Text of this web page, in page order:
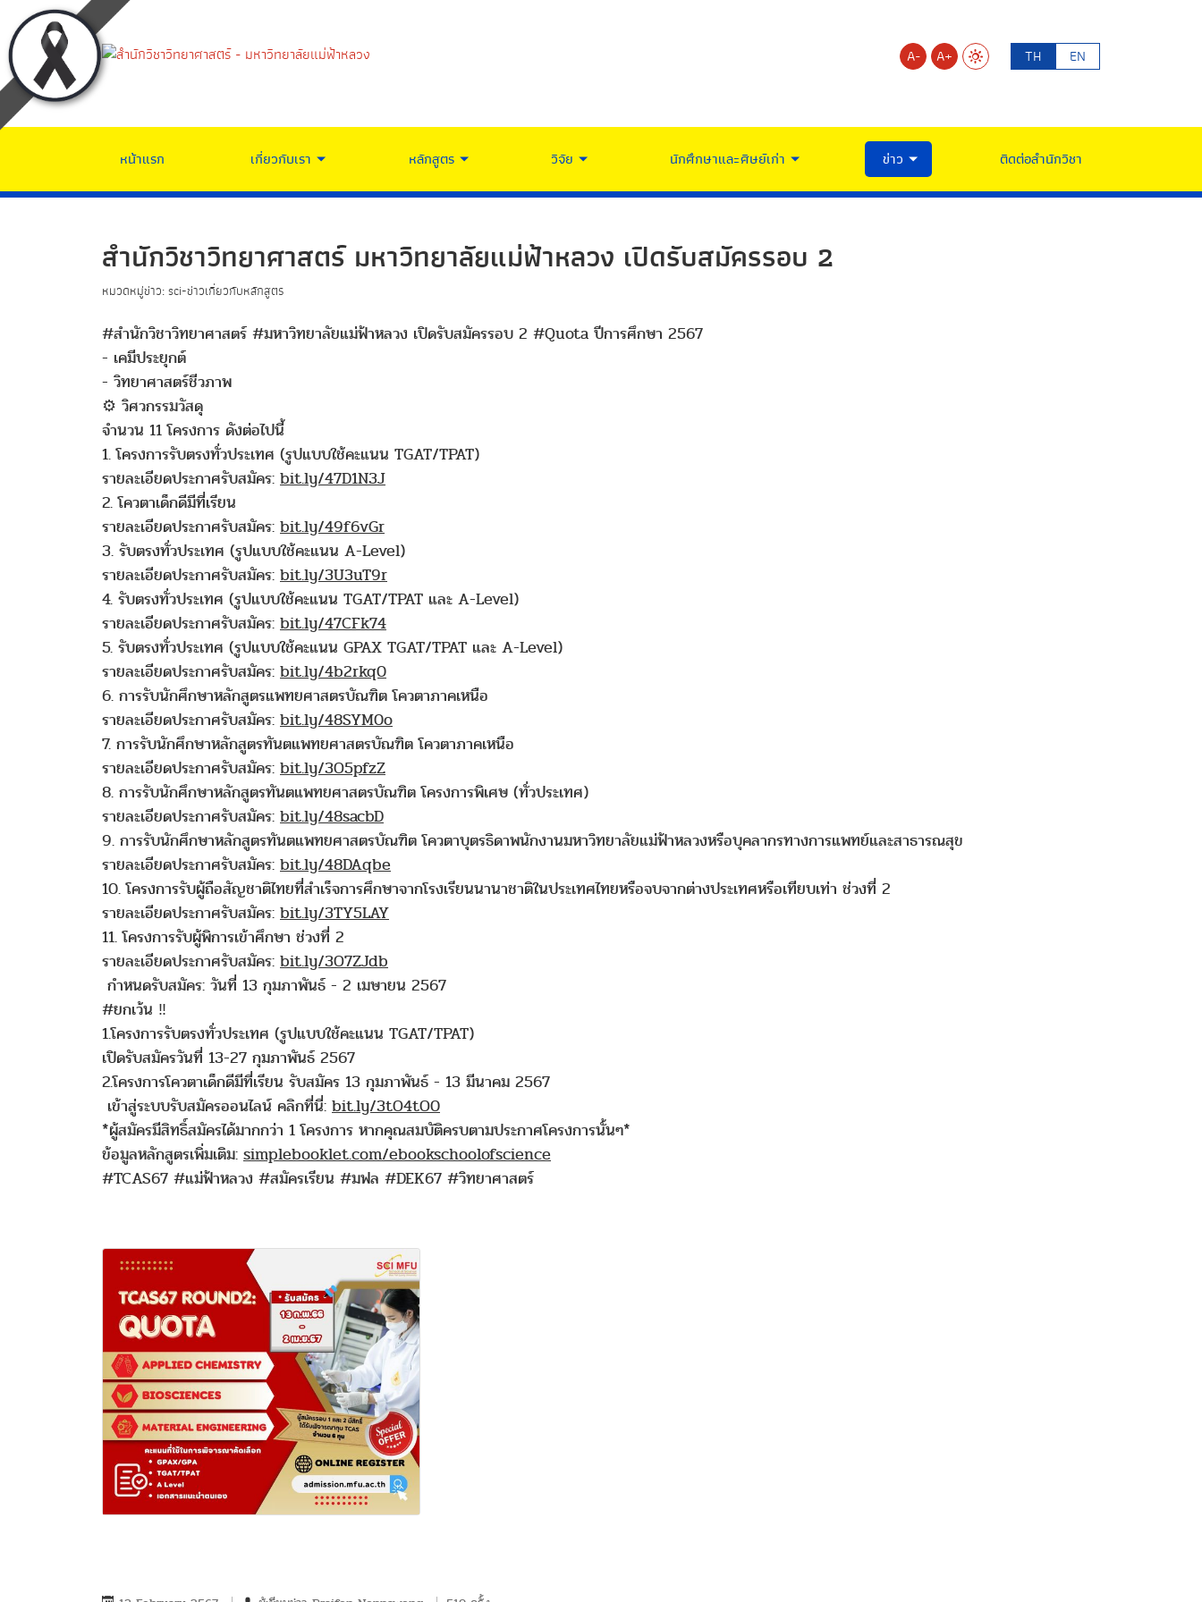
A- A+ TH EN
หน้าแรก เกี่ยวกับเรา หลักสูตร วิจัย นักศึกษาและศิษย์เก่า ข่าว ติดต่อสำนักวิชา
สำนักวิชาวิทยาศาสตร์ มหาวิทยาลัยแม่ฟ้าหลวง เปิดรับสมัครรอบ 2
หมวดหมู่ข่าว: sci-ข่าวเกี่ยวกับหลักสูตร
#สำนักวิชาวิทยาศาสตร์ #มหาวิทยาลัยแม่ฟ้าหลวง เปิดรับสมัครรอบ 2 #Quota ปีการศึกษา 2567
- เคมีประยุกต์
- วิทยาศาสตร์ชีวภาพ
⚙ วิศวกรรมวัสดุ
จำนวน 11 โครงการ ดังต่อไปนี้
1. โครงการรับตรงทั่วประเทศ (รูปแบบใช้คะแนน TGAT/TPAT)
รายละเอียดประกาศรับสมัคร: bit.ly/47D1N3J
2. โควตาเด็กดีมีที่เรียน
รายละเอียดประกาศรับสมัคร: bit.ly/49f6vGr
3. รับตรงทั่วประเทศ (รูปแบบใช้คะแนน A-Level)
รายละเอียดประกาศรับสมัคร: bit.ly/3U3uT9r
4. รับตรงทั่วประเทศ (รูปแบบใช้คะแนน TGAT/TPAT และ A-Level)
รายละเอียดประกาศรับสมัคร: bit.ly/47CFk74
5. รับตรงทั่วประเทศ (รูปแบบใช้คะแนน GPAX TGAT/TPAT และ A-Level)
รายละเอียดประกาศรับสมัคร: bit.ly/4b2rkq0
6. การรับนักศึกษาหลักสูตรแพทยศาสตรบัณฑิต โควตาภาคเหนือ
รายละเอียดประกาศรับสมัคร: bit.ly/48SYM0o
7. การรับนักศึกษาหลักสูตรทันตแพทยศาสตรบัณฑิต โควตาภาคเหนือ
รายละเอียดประกาศรับสมัคร: bit.ly/3O5pfzZ
8. การรับนักศึกษาหลักสูตรทันตแพทยศาสตรบัณฑิต โครงการพิเศษ (ทั่วประเทศ)
รายละเอียดประกาศรับสมัคร: bit.ly/48sacbD
9. การรับนักศึกษาหลักสูตรทันตแพทยศาสตรบัณฑิต โควตาบุตรธิดาพนักงานมหาวิทยาลัยแม่ฟ้าหลวงหรือบุคลากรทางการแพทย์และสาธารณสุข
รายละเอียดประกาศรับสมัคร: bit.ly/48DAqbe
10. โครงการรับผู้ถือสัญชาติไทยที่สำเร็จการศึกษาจากโรงเรียนนานาชาติในประเทศไทยหรือจบจากต่างประเทศหรือเทียบเท่า ช่วงที่ 2
รายละเอียดประกาศรับสมัคร: bit.ly/3TY5LAY
11. โครงการรับผู้พิการเข้าศึกษา ช่วงที่ 2
รายละเอียดประกาศรับสมัคร: bit.ly/3O7ZJdb
กำหนดรับสมัคร: วันที่ 13 กุมภาพันธ์ - 2 เมษายน 2567
#ยกเว้น ‼️
1.โครงการรับตรงทั่วประเทศ (รูปแบบใช้คะแนน TGAT/TPAT)
เปิดรับสมัครวันที่ 13-27 กุมภาพันธ์ 2567
2.โครงการโควตาเด็กดีมีที่เรียน รับสมัคร 13 กุมภาพันธ์ - 13 มีนาคม 2567
เข้าสู่ระบบรับสมัครออนไลน์ คลิกที่นี่: bit.ly/3tO4tO0
*ผู้สมัครมีสิทธิ์สมัครได้มากกว่า 1 โครงการ หากคุณสมบัติครบตามประกาศโครงการนั้นๆ*
ข้อมูลหลักสูตรเพิ่มเติม: simplebooklet.com/ebookschoolofscience
#TCAS67 #แม่ฟ้าหลวง #สมัครเรียน #มฟล #DEK67 #วิทยาศาสตร์